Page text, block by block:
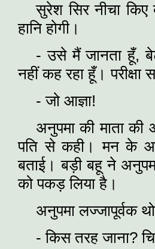
सुरेश सिर नीचा किए
हानि होगी।
- उसे मैं जानता हूँ,
नहीं कह रहा हूँ। परीक्षा
- जो आज्ञा!
अनुपमा की माता की
पति से कही। मन के
बताई। बड़ी बहू ने
को पकड़ लिया है।
अनुपमा लज्जापूर्वक
- किस तरह जाना?